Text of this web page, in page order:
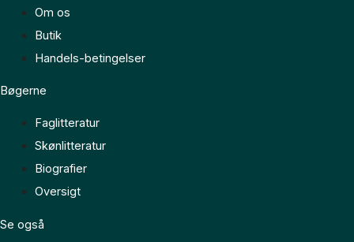
Om os
Butik
Handels-betingelser
Bøgerne
Faglitteratur
Skønlitteratur
Biografier
Oversigt
Se også